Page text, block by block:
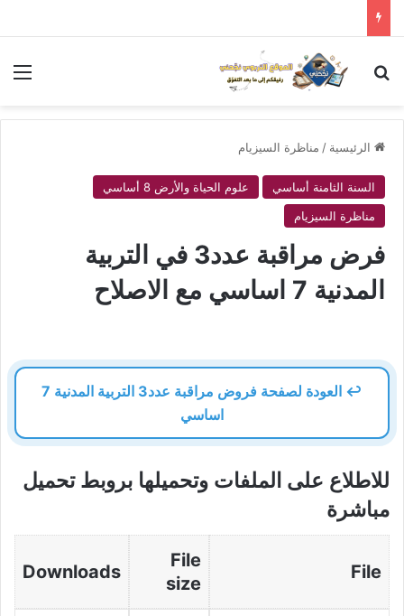
بحث عن
الرئيسية / مناظرة السيزيام
السنة الثامنة أساسي
علوم الحياة والأرض 8 أساسي
مناظرة السيزيام
فرض مراقبة عدد3 في التربية
المدنية 7 اساسي مع الاصلاح
↩️ العودة لصفحة فروض مراقبة عدد3 التربية المدنية 7
اساسي
للاطلاع على الملفات وتحميلها بروبط تحميل
مباشرة
File
File
size
Downloads